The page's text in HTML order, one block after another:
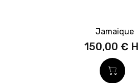
Jamaique
150,00 €